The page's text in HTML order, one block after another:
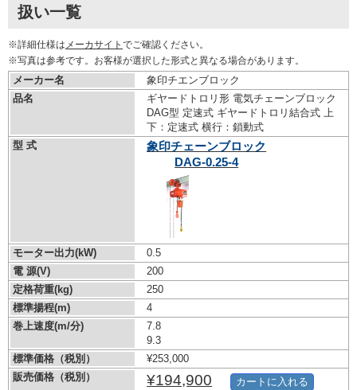
扱い一覧
※詳細仕様は メーカサイト でご確認ください。
※写真は参考です。お客様が選択した形式と異なる場合があります。
メーカー名
象印チエンブロック
品名
ギヤードトロリ形 電気チェーンブロック
DAG型 定速式 ギヤードトロリ結合式 上
下：定速式 横行：鎖動式
型 式
象印チェーンブロック
DAG-0.25-4
モーター出力(kW)
0.5
電 源(V)
200
定格荷重(kg)
250
標準揚程(m)
4
巻上速度(m/分)
7.8
9.3
標準価格（税別）
¥253,000
販売価格（税別）
¥194,900 カートに入れる